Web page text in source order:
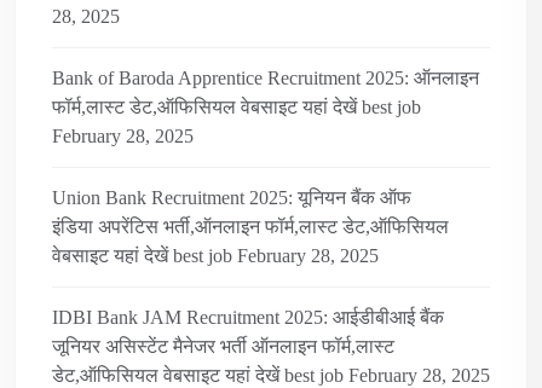
28, 2025
Bank of Baroda Apprentice Recruitment 2025: ऑनलाइन
फॉर्म,लास्ट डेट,ऑफिसियल वेबसाइट यहां देखें best job
February 28, 2025
Union Bank Recruitment 2025: यूनियन बैंक ऑफ
इंडिया अपरेंटिस भर्ती,ऑनलाइन फॉर्म,लास्ट डेट,ऑफिसियल
वेबसाइट यहां देखें best job February 28, 2025
IDBI Bank JAM Recruitment 2025: आईडीबीआई बैंक
जूनियर असिस्टेंट मैनेजर भर्ती ऑनलाइन फॉर्म,लास्ट
डेट,ऑफिसियल वेबसाइट यहां देखें best job February 28, 2025